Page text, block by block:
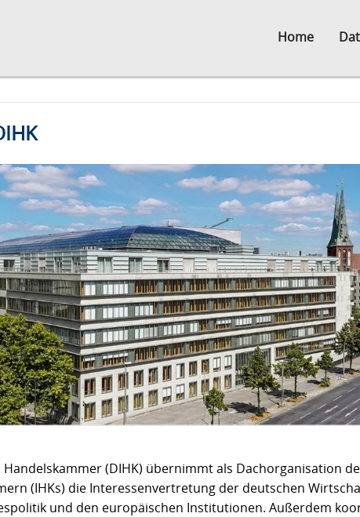
Home
(DIHK) übernimmt als Dachorganisation
(IHKs) die Interessenvertretung der deutschen
und den europäischen Institutionen. Außerdem